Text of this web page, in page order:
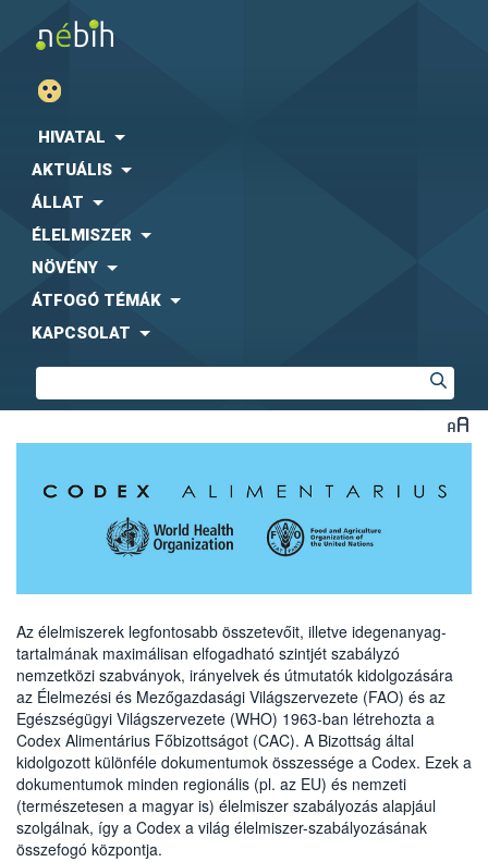
HIVATAL
AKTUÁLIS
ÁLLAT
ÉLELMISZER
NÖVÉNY
ÁTFOGÓ TÉMÁK
KAPCSOLAT
Az élelmiszerek legfontosabb összetevőit, illetve idegenanyag-
tartalmának maximálisan elfogadható szintjét szabályzó
nemzetközi szabványok, irányelvek és útmutatók kidolgozására
az Élelmezési és Mezőgazdasági Világszervezete (FAO) és az
Egészségügyi Világszervezete (WHO) 1963-ban létrehozta a
Codex Alimentárius Főbizottságot (CAC). A Bizottság által
kidolgozott különféle dokumentumok összessége a Codex. Ezek a
dokumentumok minden regionális (pl. az EU) és nemzeti
(természetesen a magyar is) élelmiszer szabályozás alapjául
szolgálnak, így a Codex a világ élelmiszer-szabályozásának
összefogó központja.